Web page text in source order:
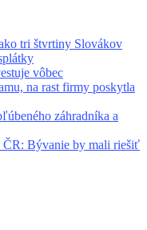
tri štvrtiny Slovákov
vôbec
na rast firmy poskytla
záhradníka a
ČR: Bývanie by mali riešiť